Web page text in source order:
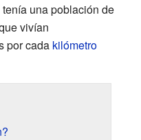
tenía una población de
vivían
por cada kilómetro